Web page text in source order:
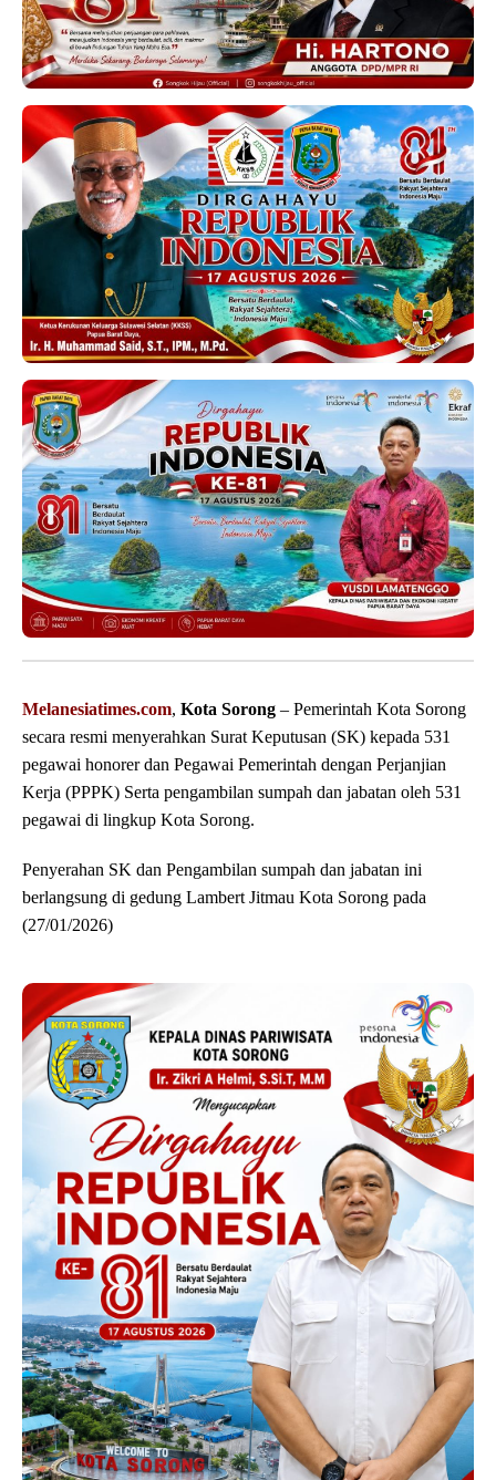
Melanesiatimes.com, Kota Sorong – Pemerintah Kota Sorong
secara resmi menyerahkan Surat Keputusan (SK) kepada 531
pegawai honorer dan Pegawai Pemerintah dengan Perjanjian
Kerja (PPPK) Serta pengambilan sumpah dan jabatan oleh 531
pegawai di lingkup Kota Sorong.
Penyerahan SK dan Pengambilan sumpah dan jabatan ini
berlangsung di gedung Lambert Jitmau Kota Sorong pada
(27/01/2026)